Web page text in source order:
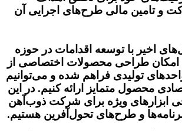
و تامین مالی طرح‌های اجرایی آن
اخیر با توسعه اقدامات در حوزه
امکان طراحی محصولات اختصاصی از
تولیدی فراهم شده و می‌توانیم
محصول متمایز ارائه کنیم. در این
ابزارهای ویژه برای شرکت ذوب‌آهن
و طرح‌های تحول‌آفرین هستیم.